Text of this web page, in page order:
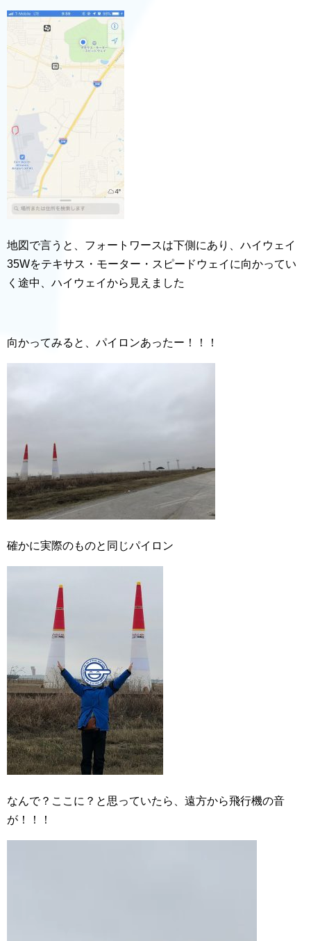
地図で言うと、フォートワースは下側にあり、ハイウェイ
35Wをテキサス・モーター・スピードウェイに向かってい
く途中、ハイウェイから見えました
向かってみると、パイロンあったー！！！
確かに実際のものと同じパイロン
なんで？ここに？と思っていたら、遠方から飛行機の音
が！！！